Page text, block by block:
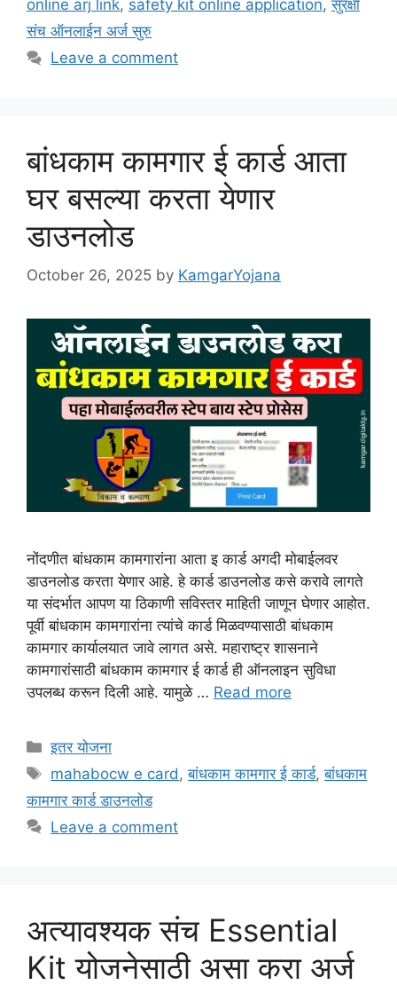
online arj link, safety kit online application,सुरक्षा
संच ऑनलाईन अर्ज सुरु
Leave a comment
बांधकाम कामगार ई कार्ड आता
घर बसल्या करता येणार
डाउनलोड
October 26, 2025 by KamgarYojana
नोंदणीत बांधकाम कामगारांना आता इ कार्ड अगदी मोबाईलवर
डाउनलोड करता येणार आहे. हे कार्ड डाउनलोड कसे करावे लागते
या संदर्भात आपण या ठिकाणी सविस्तर माहिती जाणून घेणार आहोत.
पूर्वी बांधकाम कामगारांना त्यांचे कार्ड मिळवण्यासाठी बांधकाम
कामगार कार्यालयात जावे लागत असे. महाराष्ट्र शासनाने
कामगारांसाठी बांधकाम कामगार ई कार्ड ही ऑनलाइन सुविधा
उपलब्ध करून दिली आहे. यामुळे … Read more
Categories
इतर योजना
Tags
mahabocw e card,बांधकाम कामगार ई कार्ड,बांधकाम
कामगार कार्ड डाउनलोड
Leave a comment
अत्यावश्यक संच Essential
Kit योजनेसाठी असा करा अर्ज